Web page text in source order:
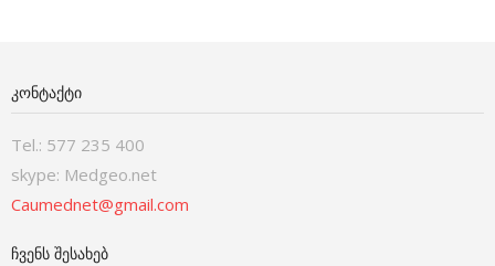
ᲙᲝᲜᲢᲐᲥᲢᲘ
Tel.: 577 235 400
skype: Medgeo.net
Caumednet@gmail.com
ᲩᲕᲔᲜᲡ ᲨᲔᲡᲐᲮᲔᲑ